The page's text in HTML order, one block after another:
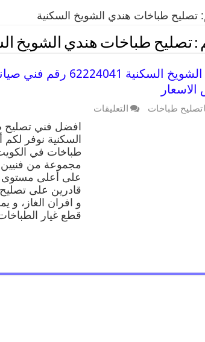
تصليح طباخات هندي الشويخ السكنية
:تصليح طباخات هندي الشويخ
تصليح طباخات الشويخ
تصليح طباخات التعليقات
افضل فني تصليح
السكنية نوفر
طباخات في الكويت
مجموعة من فنيين
على أعلى مستوى
قادرين على
و افران الغاز، و
قطع غيار